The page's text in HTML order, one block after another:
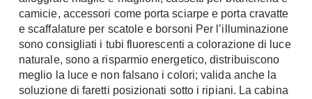
camicie, accessori come porta sciarpe e porta cravatte
e scaffalature per scatole e borsoni Per l’illuminazione
sono consigliati i tubi fluorescenti a colorazione di luce
naturale, sono a risparmio energetico, distribuiscono
meglio la luce e non falsano i colori; valida anche la
soluzione di faretti posizionati sotto i ripiani. La cabina